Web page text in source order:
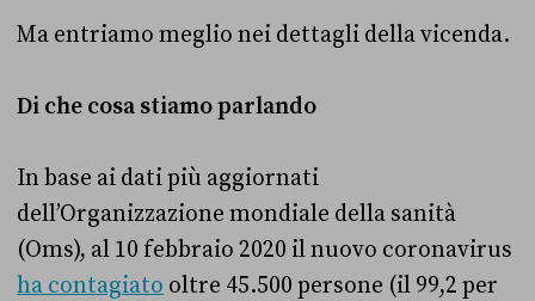
Ma entriamo meglio nei dettagli della vicenda.
Di che cosa stiamo parlando
In base ai dati più aggiornati
dell’Organizzazione mondiale della sanità
(Oms), al 10 febbraio 2020 il nuovo coronavirus
ha contagiato oltre 45.500 persone (il 99,2 per